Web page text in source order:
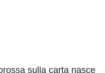
sulla carta nasce